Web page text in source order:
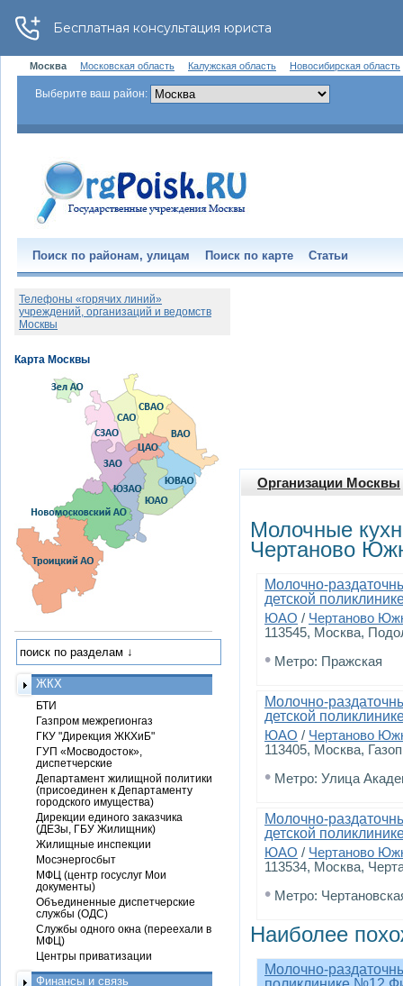
Москва Московская область Калужская область Новосибирская область
Выберите ваш район:
Поиск по районам, улицам Поиск по карте Статьи
Организации Москвы
Молочные
Чертаново
Молочно-
детской
ЮАО / Чертаново
113545, Москва,
• Метро: Пражская
Молочно-
детской
ЮАО / Чертаново
113405, Москва,
• Метро: Улица
Молочно-
детской
ЮАО / Чертаново
113534, Москва,
• Метро:
Наиболее
Молочно-
Телефоны «горячих линий»
учреждений, организаций и ведомств
Москвы
ЖКХ
БТИ
Газпром межрегионгаз
ГКУ "Дирекция ЖКХиБ"
ГУП «Мосводосток»,
диспетчерские
Департамент жилищной политики
(присоединен к Департаменту
городского имущества)
Дирекции единого заказчика
(ДЕЗы, ГБУ Жилищник)
Жилищные инспекции
Мосэнергосбыт
МФЦ (центр госуслуг Мои
документы)
Объединенные диспетчерские
службы (ОДС)
Службы одного окна (переехали в
МФЦ)
Центры приватизации
Финансы и связь